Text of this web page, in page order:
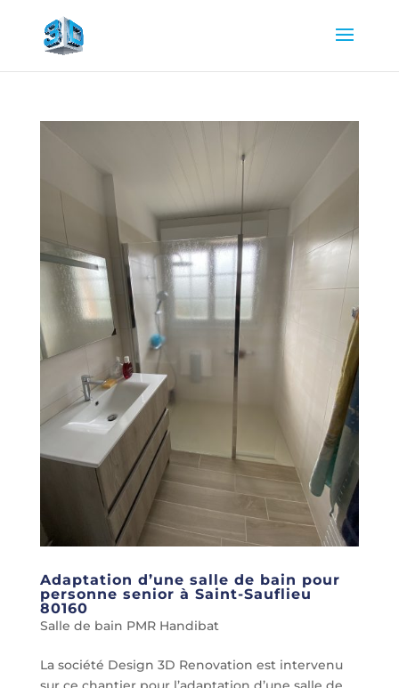
Adaptation d’une salle de bain pour
personne senior à Saint-Sauflieu
80160
Salle de bain PMR Handibat
La société Design 3D Renovation est intervenu